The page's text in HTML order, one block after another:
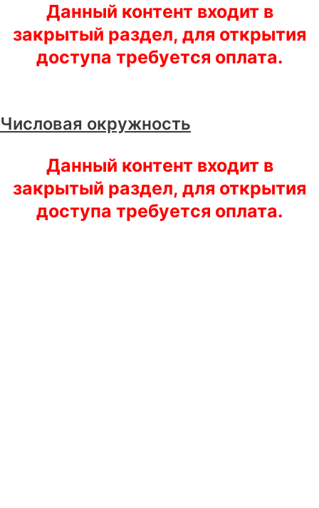
Данный контент входит в
закрытый раздел, для открытия
доступа требуется оплата.
Числовая окружность
Данный контент входит в
закрытый раздел, для открытия
доступа требуется оплата.